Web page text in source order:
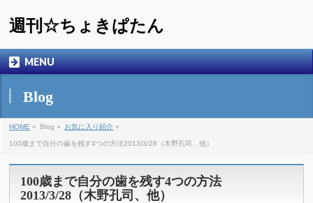
週刊☆ちょきぱたん
MENU
Blog
HOME » Blog » お気に入り紹介 »
100歳まで自分の歯を残す4つの方法2013/3/28（木野孔司、他）
100歳まで自分の歯を残す4つの方法
2013/3/28（木野孔司、他）